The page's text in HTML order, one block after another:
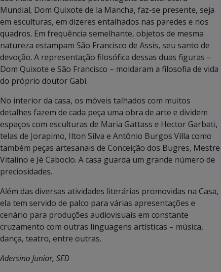
Mundial, Dom Quixote de la Mancha, faz-se presente, seja
em esculturas, em dizeres entalhados nas paredes e nos
quadros. Em frequência semelhante, objetos de mesma
natureza estampam São Francisco de Assis, seu santo de
devoção. A representação filosófica dessas duas figuras –
Dom Quixote e São Francisco – moldaram a filosofia de vida
do próprio doutor Gabi.
No interior da casa, os móveis talhados com muitos
detalhes fazem de cada peça uma obra de arte e dividem
espaços com esculturas de Maria Gattass e Hector Garbati,
telas de Jorapimo, Ilton Silva e Antônio Burgos Villa como
também peças artesanais de Conceição dos Bugres, Mestre
Vitalino e Jé Caboclo. A casa guarda um grande número de
preciosidades.
Além das diversas atividades literárias promovidas na Casa,
ela tem servido de palco para várias apresentações e
cenário para produções audiovisuais em constante
cruzamento com outras linguagens artísticas – música,
dança, teatro, entre outras.
Adersino Junior, SED